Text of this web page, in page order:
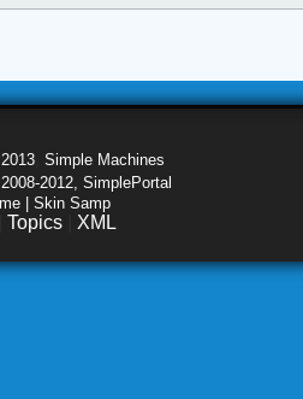
Simple Machines
2012, SimplePortal
| Skin Samp
Topics XML